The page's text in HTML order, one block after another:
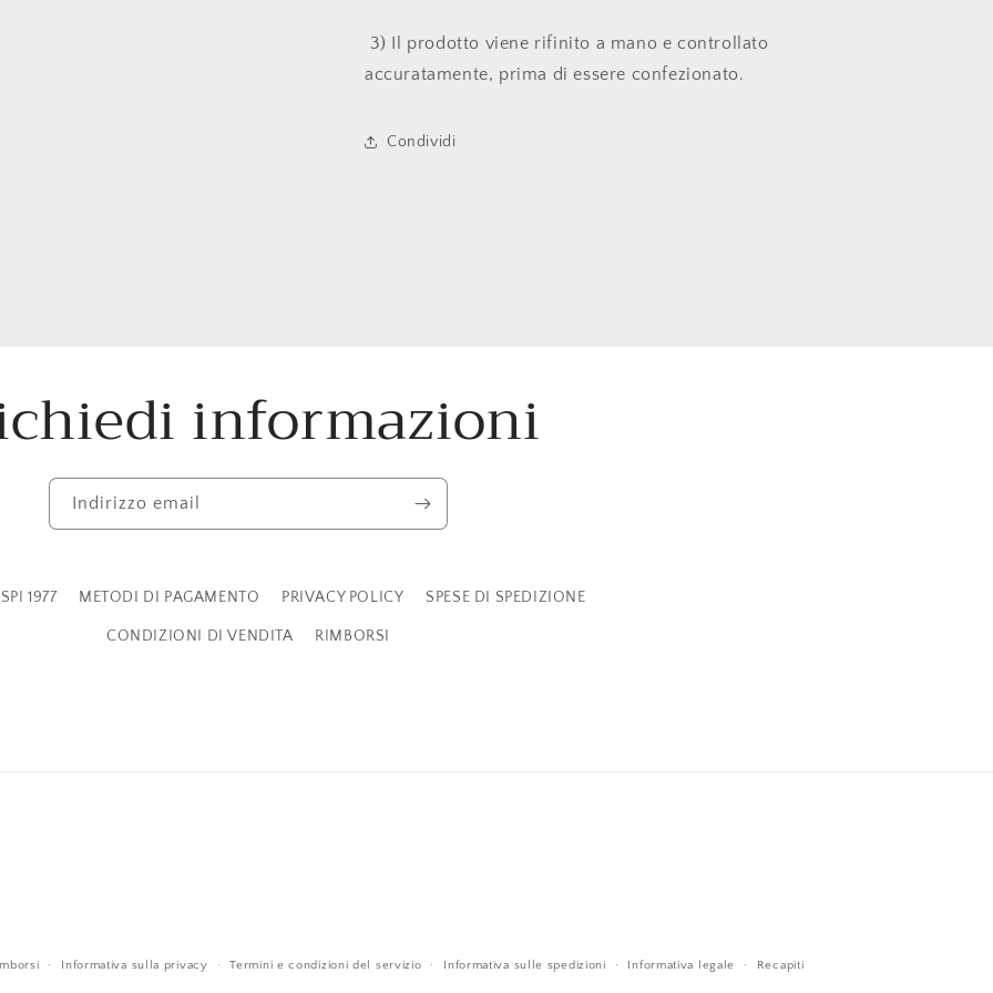
3) Il prodotto viene rifinito a mano e controllato
accuratamente, prima di essere confezionato.
Condividi
informazioni
Indirizzo email
1977 METODI DI PAGAMENTO PRIVACY POLICY SPESE DI SPEDIZIONE
CONDIZIONI DI VENDITA RIMBORSI
Informativa sulla privacy Termini e condizioni del servizio Informativa sulle spedizioni Informativa legale Recapiti